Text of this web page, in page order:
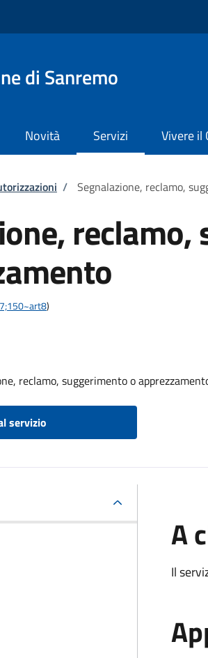
di Sanremo
Novità Servizi Vivere il
pane
/ Segnalazione, reclamo,
)
reclamo, suggerimento o
servizio
A
Il